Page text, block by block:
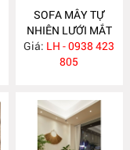
SOFA MÂY TỰ
NHIÊN LƯỚI MẮT
CÁO MA656
Giá: LH - 0938 423
805